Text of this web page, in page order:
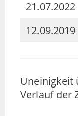
21.07.2022
12.09.2019
Uneinigkeit
Verlauf der